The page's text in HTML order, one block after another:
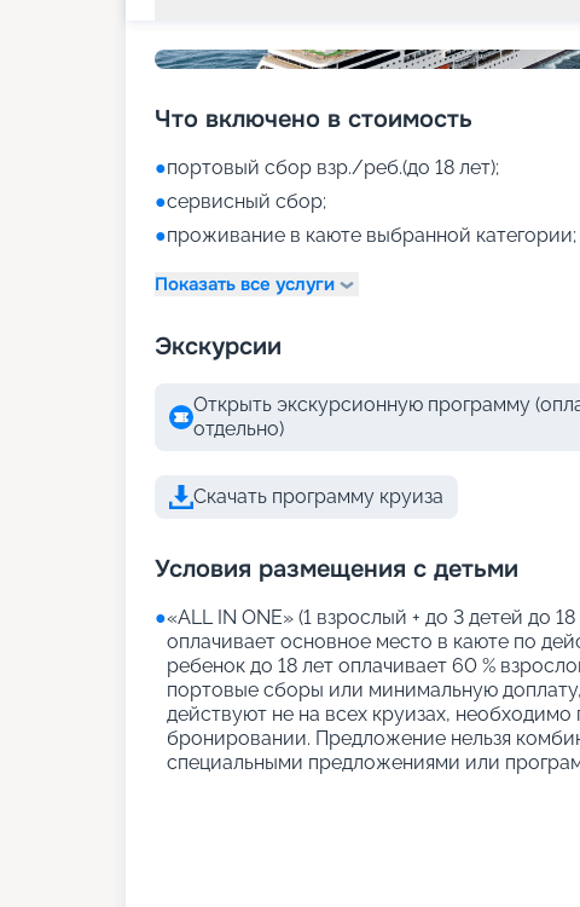
Что включено в стоимость
●портовый сбор взр./реб.(до 18 лет);
●сервисный сбор;
●проживание в каюте выбранной категории;
Показать все услуги
Экскурсии
Открыть экскурсионную программу
отдельно)
Скачать программу круиза
Условия размещения с детьми
●«АLL IN ONE» (1 взрослый + до 3 детей до
оплачивает основное место в каюте по
ребенок до 18 лет оплачивает 60 %
портовые сборы или минимальную
действуют не на всех круизах, необходимо
бронировании. Предложение нельзя
специальными предложениями или